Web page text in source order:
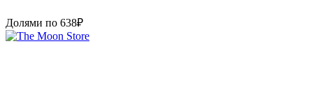
Долями по 638₽